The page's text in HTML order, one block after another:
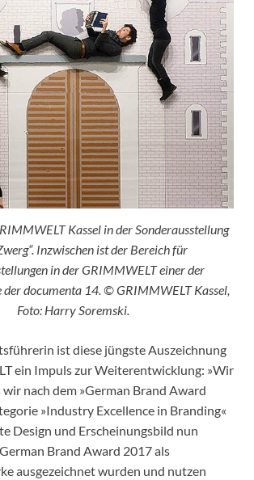
Kassel in der Sonderausstellung
Inzwischen ist der Bereich für
in der GRIMMWELT einer der
der documenta 14. © GRIMMWELT Kassel,
Foto: Harry Soremski.
ist diese jüngste Auszeichnung
ein Impuls zur Weiterentwicklung: »Wir
wir nach dem »German Brand Award
»Industry Excellence in Branding«
Design und Erscheinungsbild nun
Brand Award 2017 als
ausgezeichnet wurden und nutzen